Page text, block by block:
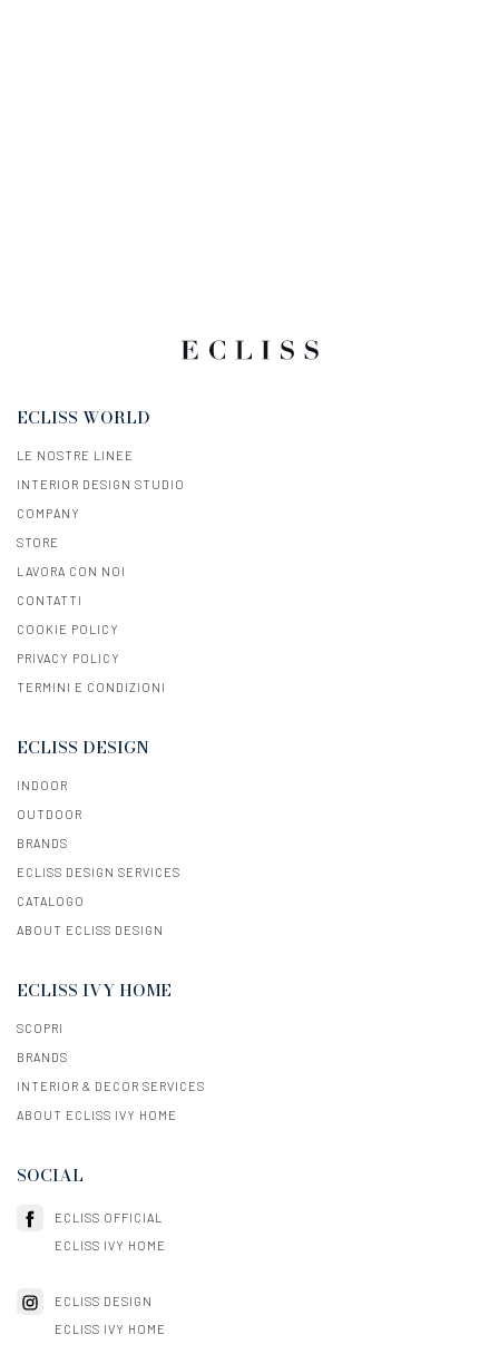
ECLISS WORLD
LE NOSTRE LINEE
INTERIOR DESIGN STUDIO
COMPANY
STORE
LAVORA CON NOI
CONTATTI
COOKIE POLICY
PRIVACY POLICY
TERMINI E CONDIZIONI
ECLISS DESIGN
INDOOR
OUTDOOR
BRANDS
ECLISS DESIGN SERVICES
CATALOGO
ABOUT ECLISS DESIGN
ECLISS IVY HOME
SCOPRI
BRANDS
INTERIOR & DECOR SERVICES
ABOUT ECLISS IVY HOME
SOCIAL
ECLISS OFFICIAL
ECLISS IVY HOME
ECLISS DESIGN
ECLISS IVY HOME